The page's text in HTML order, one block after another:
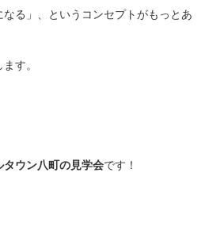
る」、というコンセプトがもっとあ
す。
タウン八町の見学会です！